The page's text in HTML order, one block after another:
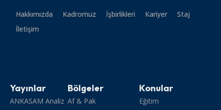
Hakkımızda Kadromuz İşbirlikleri Kariyer
Staj
İletişim
Yayınlar
ANKASAM Analiz
Bölgeler
Af & Pak
Konular
Eğitim